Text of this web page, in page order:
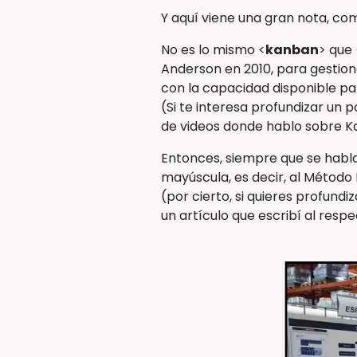
Y aquí viene una gran nota,
No es lo mismo <kanban> que
Anderson en 2010, para
con la capacidad disponible
(Si te interesa profundizar un
de videos donde hablo sobre
Entonces, siempre que se
mayúscula, es decir, al
(por cierto, si quieres
un artículo que escribí al